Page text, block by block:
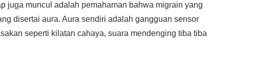
juga muncul adalah pemahaman bahwa migrain yang
disertai aura. Aura sendiri adalah gangguan sensor
seperti kilatan cahaya, suara mendenging tiba tiba